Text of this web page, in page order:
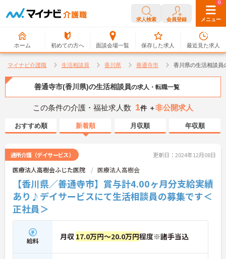
求人検索 会員登録 メニュー
ホーム 初めての方へ 面談会場一覧
0
保存した求人
0
最近見た求人
マイナビ介護職 生活相談員 香川県 善通寺市 香川県の生活相談員
善通寺市(香川県)の生活相談員の求人・転職一覧
この条件の介護・福祉求人数 1件 ＋非公開求人
おすすめ順 新着順 月収順 年収順
通所介護（デイサービス） 更新日：2024年12月08日
医療法人高樹会ふじた医院 医療法人高樹会
【香川県／善通寺市】賞与計4.00ヶ月分支給実績
あり♪デイサービスにて生活相談員の募集です＜
正社員＞
給料 月収 17.0万円～20.0万円程度※諸手当込